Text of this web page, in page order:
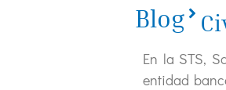
Blog
En la STS,
entidad